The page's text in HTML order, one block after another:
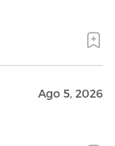
Ago 5, 2026